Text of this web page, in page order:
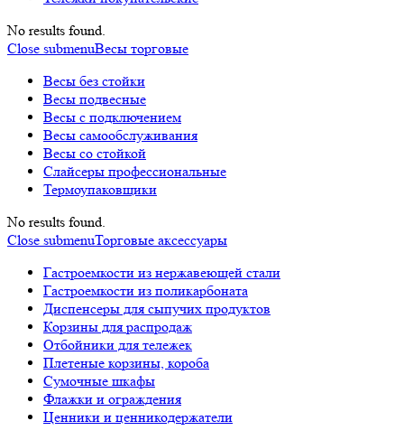
No results found.
Close submenuВесы торговые
Весы без стойки
Весы подвесные
Весы с подключением
Весы самообслуживания
Весы со стойкой
Слайсеры профессиональные
Термоупаковщики
No results found.
Close submenuТорговые аксессуары
Гастроемкости из нержавеющей стали
Гастроемкости из поликарбоната
Диспенсеры для сыпучих продуктов
Корзины для распродаж
Отбойники для тележек
Плетеные корзины, короба
Сумочные шкафы
Флажки и ограждения
Ценники и ценникодержатели